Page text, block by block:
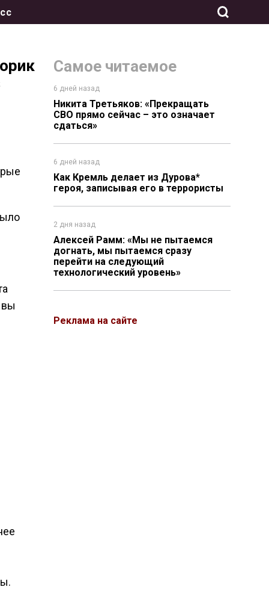
Самое читаемое
6 дней назад
Никита Третьяков: «Прекращать
СВО прямо сейчас – это означает
сдаться»
6 дней назад
Как Кремль делает из Дурова*
героя, записывая его в террористы
2 дня назад
Алексей Рамм: «Мы не пытаемся
догнать, мы пытаемся сразу
перейти на следующий
технологический уровень»
Реклама на сайте
вы